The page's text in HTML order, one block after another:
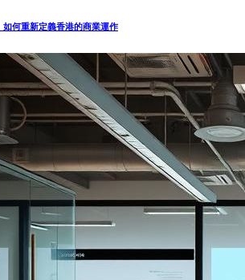
如何重新定義香港的商業運作